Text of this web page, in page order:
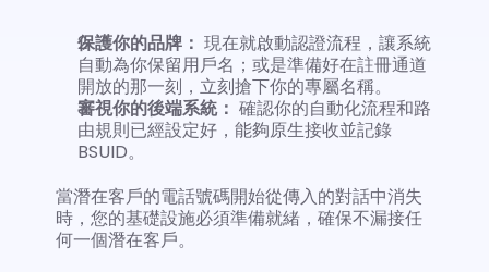
保護你的品牌： 現在就啟動認證流程，讓系統
自動為你保留用戶名；或是準備好在註冊通道
開放的那一刻，立刻搶下你的專屬名稱。
審視你的後端系統： 確認你的自動化流程和路
由規則已經設定好，能夠原生接收並記錄
BSUID。
當潛在客戶的電話號碼開始從傳入的對話中消失
時，您的基礎設施必須準備就緒，確保不漏接任
何一個潛在客戶。